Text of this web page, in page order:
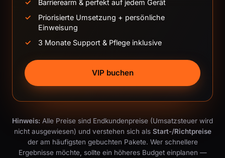
Barrierearm & perfekt auf jedem Gerät
Priorisierte Umsetzung + persönliche
Einweisung
3 Monate Support & Pflege inklusive
VIP buchen
Hinweis: Alle Preise sind Endkundenpreise (Umsatzsteuer wird
nicht ausgewiesen) und verstehen sich als Start-/Richtpreise
der am häufigsten gebuchten Pakete. Wer schnellere
Ergebnisse möchte, sollte ein höheres Budget einplanen —